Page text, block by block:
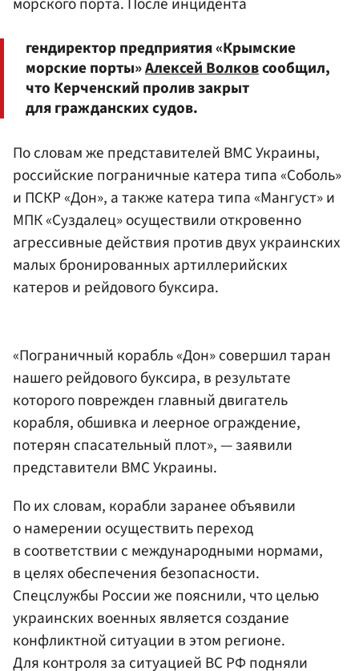
гендиректор предприятия «Крымские
морские порты»Алексей Волковсообщил,
что Керченский пролив закрыт
для гражданских судов.
По словам же представителей ВМС Украины,
российские пограничные катера типа «Соболь»
и ПСКР «Дон», а также катера типа «Мангуст» и
МПК «Суздалец» осуществили откровенно
агрессивные действия против двух украинских
малых бронированных артиллерийских
катеров и рейдового буксира.
«Пограничный корабль «Дон» совершил таран
нашего рейдового буксира, в результате
которого поврежден главный двигатель
корабля, обшивка и леерное ограждение,
потерян спасательный плот», — заявили
представители ВМС Украины.
По их словам, корабли заранее объявили
о намерении осуществить переход
в соответствии с международными нормами,
в целях обеспечения безопасности.
Спецслужбы России же пояснили, что целью
украинских военных является создание
конфликтной ситуации в этом регионе.
Для контроля за ситуацией ВС РФ подняли